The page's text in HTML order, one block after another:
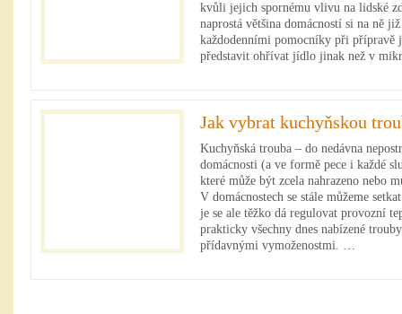
kvůli jejich spornému vlivu na lidské
naprostá většina domácností si na ně
každodenními pomocníky při přípravě
představit ohřívat jídlo jinak než v
Jak vybrat kuchyňskou
Kuchyňská trouba – do nedávna
domácnosti (a ve formě pece i každé
které může být zcela nahrazeno nebo
V domácnostech se stále můžeme
je se ale těžko dá regulovat provozní
prakticky všechny dnes nabízené
přídavnými vymoženostmi. …